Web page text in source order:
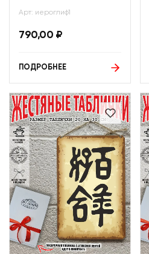
Арт: иероглиф1
790,00 ₽
ПОДРОБНЕЕ